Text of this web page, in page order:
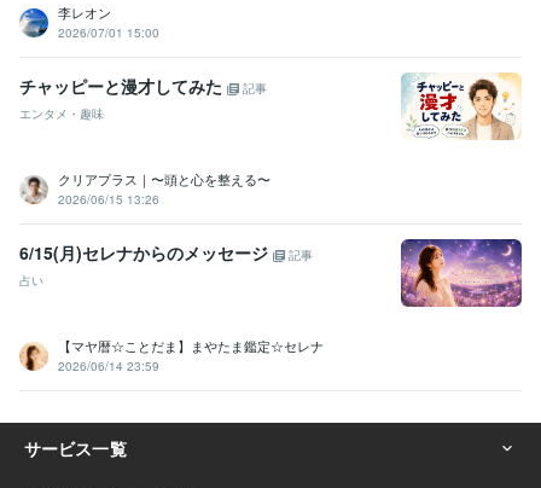
契約書 契約書作成
NDA
秘密保持 賃貸借
集客・マーケティング相談 経営相談
学歴
国内大学院
英語 ビジネスレベル
李レオン
2026/07/01 15:00
チャッピーと漫才してみた
記事
エンタメ・趣味
クリアプラス｜〜頭と心を整える〜
2026/06/15 13:26
6/15(月)セレナからのメッセージ
記事
占い
【マヤ暦☆ことだま】まやたま鑑定☆セレナ
2026/06/14 23:59